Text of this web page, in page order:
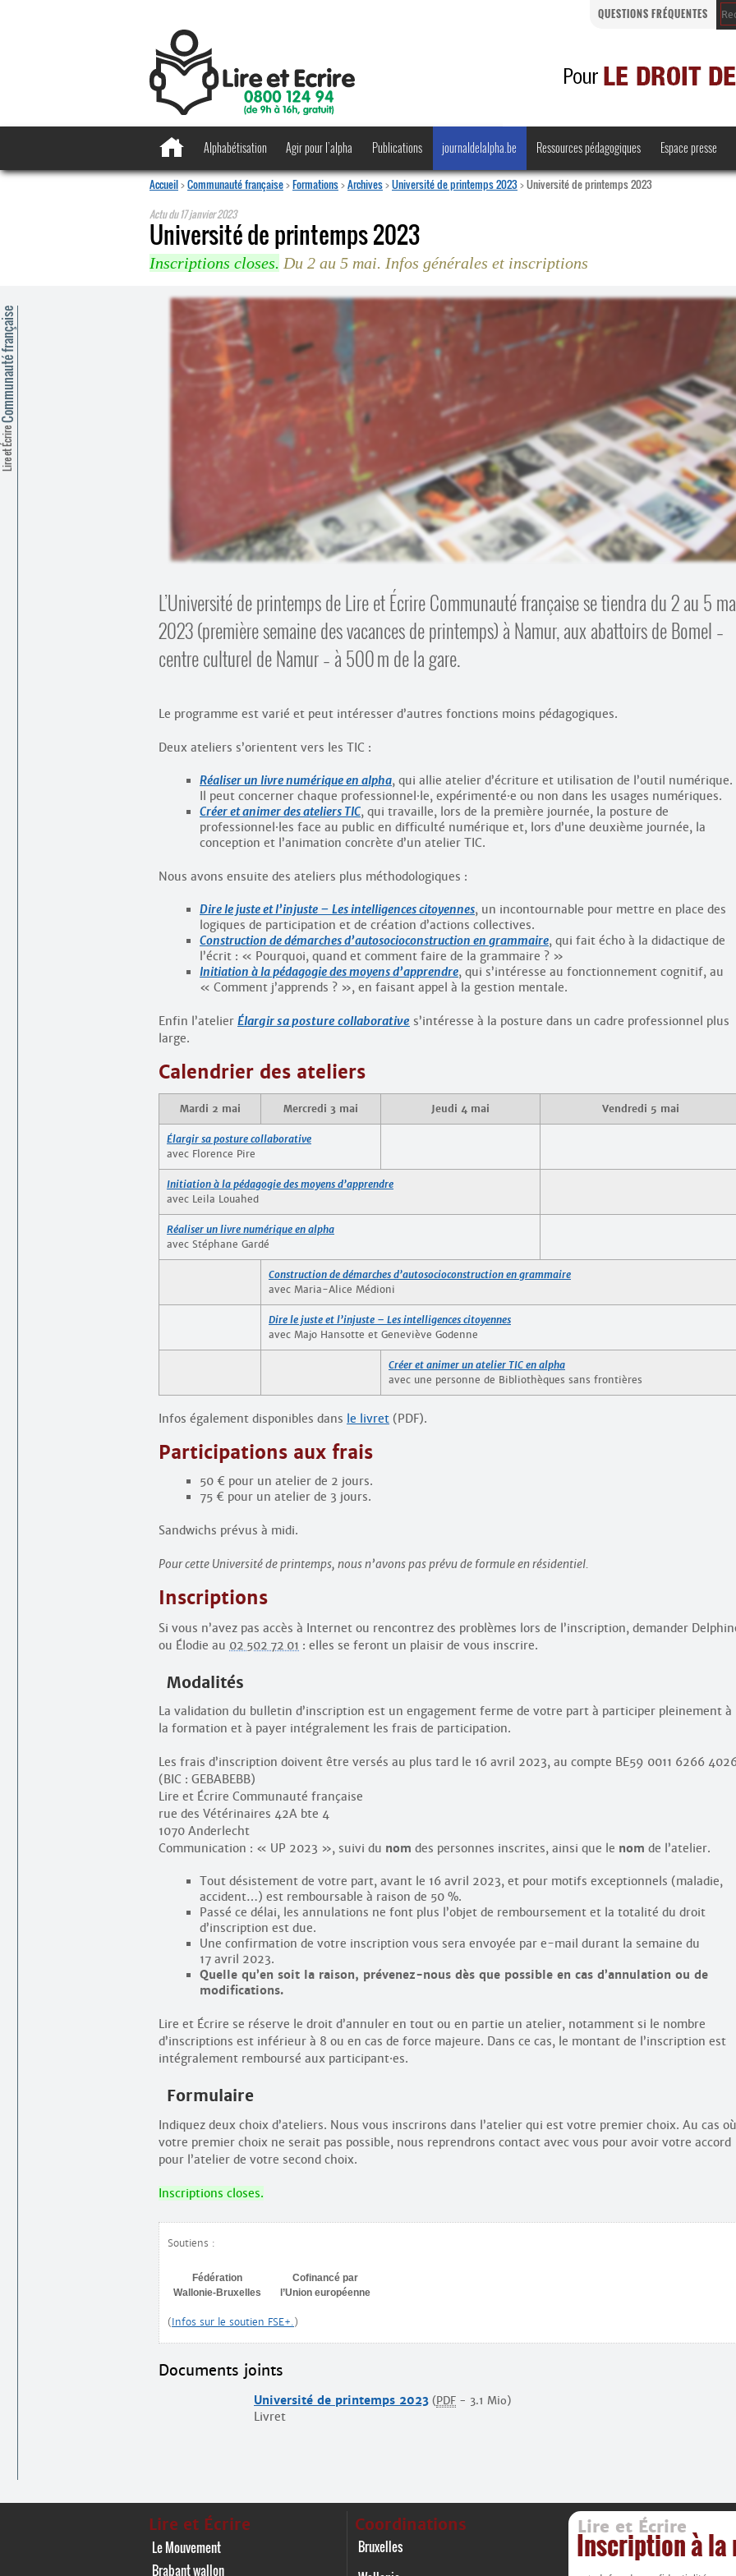
QUESTIONS FRÉQUENTES
Alphabétisation Agir pour l’alpha
Regards croisés
Publications
·
journaldelalpha.be Ressources pédagogiques
Comprendre et parler
Bienvenue en Belgique
Espace presse
Accueil>Communauté française>Formations>Archives>Université de printemps 2023>Université de printemps 2023
Actu du17 janvier 2023
Université de printemps 2023
Inscriptions closes. Du 2 au 5 mai. Infos générales et inscriptions
Lire et Écrire
française
L’Université de printemps de Lire et Écrire Communauté française se tiendra du 2 au 5
2023 (première semaine des vacances de printemps) à Namur, aux abattoirs de Bomel –
centre culturel de Namur – à 500 m de la gare.
Le programme est varié et peut intéresser d’autres fonctions moins pédagogiques.
Deux ateliers s’orientent vers les TIC :
Réaliser un livre numérique en alpha, qui allie atelier d’écriture et utilisation de l’outil numérique.
Il peut concerner chaque professionnel·le, expérimenté·e ou non dans les usages numériques.
Créer et animer des ateliers TIC, qui travaille, lors de la première journée, la posture de
professionnel·les face au public en difficulté numérique et, lors d’une deuxième journée, la
conception et l’animation concrète d’un atelier TIC.
Nous avons ensuite des ateliers plus méthodologiques :
Dire le juste et l’injuste – Les intelligences citoyennes, un incontournable pour mettre en place des
logiques de participation et de création d’actions collectives.
Construction de démarches d’auto­socio­construction en grammaire, qui fait écho à la didactique de
l’écrit : « Pourquoi, quand et comment faire de la grammaire ? »
Initiation à la pédagogie des moyens d’apprendre, qui s’intéresse au fonctionnement cognitif, au
« Comment j’apprends ? », en faisant appel à la gestion mentale.
Enfin l’atelier Élargir sa posture collaborative s’intéresse à la posture dans un cadre professionnel plus
large.
Calendrier des ateliers
Mardi 2 mai Mercredi 3 mai Jeudi 4 mai Vendredi 5 mai
Élargir sa posture collaborative
avec Florence Pire
Initiation à la pédagogie des moyens d’apprendre
avec Leila Louahed
Réaliser un livre numérique en alpha
avec Stéphane Gardé
Construction de démarches d’auto­socio­construction en grammaire
avec Maria-Alice Médioni
Dire le juste et l’injuste – Les intelligences citoyennes
avec Majo Hansotte et Geneviève Godenne
Créer et animer un atelier TIC en alpha
avec une personne de Bibliothèques sans frontières
Infos également disponibles dans le livret (PDF).
Participations aux frais
50 € pour un atelier de 2 jours.
75 € pour un atelier de 3 jours.
Sandwichs prévus à midi.
Pour cette Université de printemps, nous n’avons pas prévu de formule en résidentiel.
Inscriptions
Si vous n’avez pas accès à Internet ou rencontrez des problèmes lors de l’inscription, demander
ou Élodie au 02 502 72 01 : elles se feront un plaisir de vous inscrire.
Modalités
La validation du bulletin d’inscription est un engagement ferme de votre part à participer pleinement à
la formation et à payer intégralement les frais de participation.
Les frais d’inscription doivent être versés au plus tard le 16 avril 2023, au compte BE59 0011 6266
(BIC : GEBABEBB)
Lire et Écrire Communauté française
rue des Vétérinaires 42A bte 4
1070 Anderlecht
Communication : « UP 2023 », suivi du nom des personnes inscrites, ainsi que le nom de l’atelier.
Tout désistement de votre part, avant le 16 avril 2023, et pour motifs exceptionnels (maladie,
accident…) est remboursable à raison de 50 %.
Passé ce délai, les annulations ne font plus l’objet de remboursement et la totalité du droit
d’inscription est due.
Une confirmation de votre inscription vous sera envoyée par e-mail durant la semaine du
17 avril 2023.
Quelle qu’en soit la raison, prévenez-nous dès que possible en cas d’annulation ou de
modifications.
Lire et Écrire se réserve le droit d’annuler en tout ou en partie un atelier, notamment si le nombre
d’inscriptions est inférieur à 8 ou en cas de force majeure. Dans ce cas, le montant de l’inscription est
intégralement remboursé aux participant·es.
Formulaire
Indiquez deux choix d’ateliers. Nous vous inscrirons dans l’atelier qui est votre premier choix. Au cas où
votre premier choix ne serait pas possible, nous reprendrons contact avec vous pour avoir votre accord
pour l’atelier de votre second choix.
Inscriptions closes.
Soutiens :
Fédération
Wallonie-Bruxelles
Cofinancé par
l’Union européenne
(Infos sur le soutien FSE+. )
Documents joints
Université de printemps 2023 (PDF - 3.1 Mio)
Livret
Lire et Écrire
Le Mouvement
Brabant wallon
Coordinations
Bruxelles
Lire et Écrire
Inscription à la